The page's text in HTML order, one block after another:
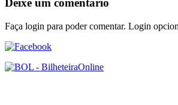
Deixe um comentário
Faça login para poder comentar. Login